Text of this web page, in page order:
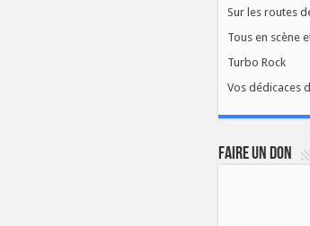
Sur les routes
Tous en scène
Turbo Rock
Vos dédicaces
FAIRE UN DON